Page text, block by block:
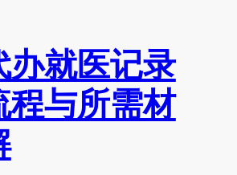
办就医记录
程与所需材